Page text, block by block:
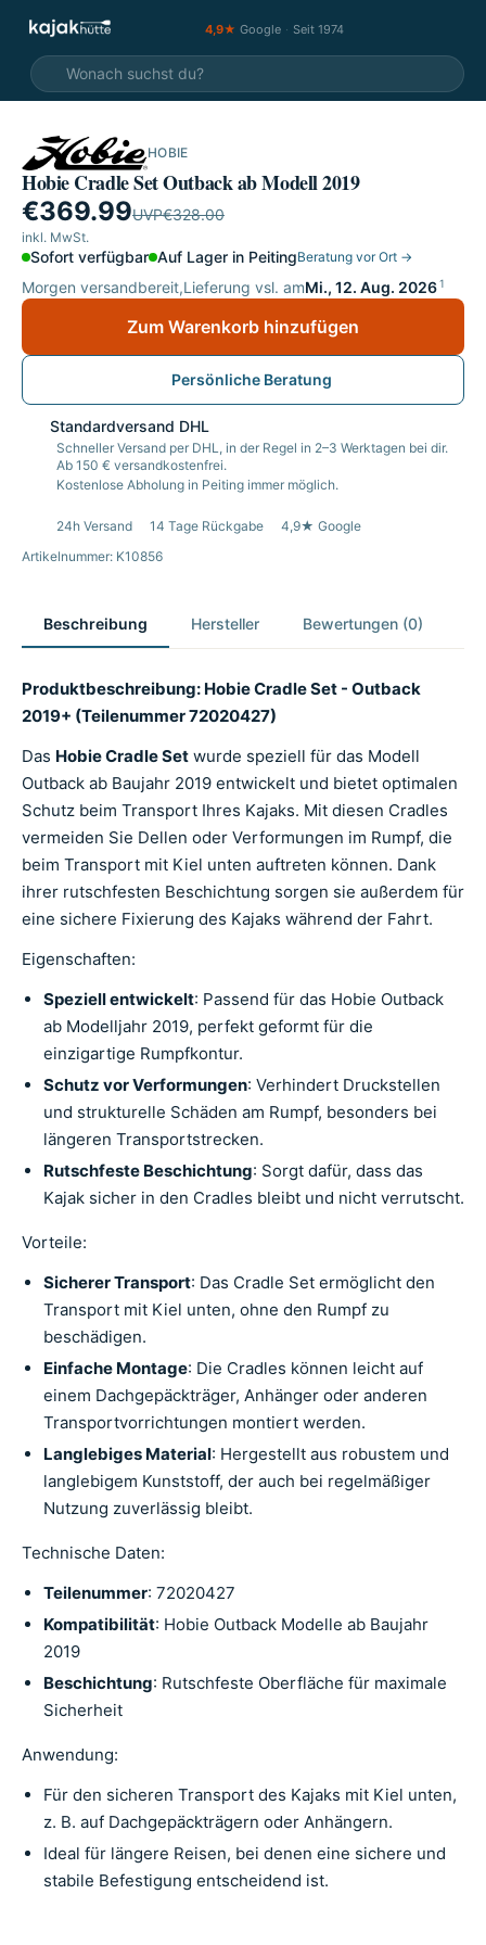
4,9★ Google · Seit 1974
SALE HOBIE
Hobie Cradle Set Outback ab Modell 2019
€369.99UVP€328.00
inkl. MwSt.
Sofort verfügbar Auf Lager in PeitingBeratung vor Ort →
Morgen versandbereit,Lieferung vsl. amMi., 12. Aug. 20261
Zum Warenkorb hinzufügen
Persönliche Beratung
Standardversand DHL
Schneller Versand per DHL, in der Regel in 2–3 Werktagen bei dir.
Ab 150 € versandkostenfrei.
Kostenlose Abholung in Peiting immer möglich.
24h Versand 14 Tage Rückgabe
4,9★ Google
Artikelnummer: K10856
Beschreibung Hersteller Bewertungen (0)
Produktbeschreibung: Hobie Cradle Set - Outback
2019+ (Teilenummer 72020427)
Das Hobie Cradle Set wurde speziell für das Modell
Outback ab Baujahr 2019 entwickelt und bietet optimalen
Schutz beim Transport Ihres Kajaks. Mit diesen Cradles
vermeiden Sie Dellen oder Verformungen im Rumpf, die
beim Transport mit Kiel unten auftreten können. Dank
ihrer rutschfesten Beschichtung sorgen sie außerdem für
eine sichere Fixierung des Kajaks während der Fahrt.
Eigenschaften:
Speziell entwickelt: Passend für das Hobie Outback
ab Modelljahr 2019, perfekt geformt für die
einzigartige Rumpfkontur.
Schutz vor Verformungen: Verhindert Druckstellen
und strukturelle Schäden am Rumpf, besonders bei
längeren Transportstrecken.
Rutschfeste Beschichtung: Sorgt dafür, dass das
Kajak sicher in den Cradles bleibt und nicht verrutscht.
Vorteile:
Sicherer Transport: Das Cradle Set ermöglicht den
Transport mit Kiel unten, ohne den Rumpf zu
beschädigen.
Einfache Montage: Die Cradles können leicht auf
einem Dachgepäckträger, Anhänger oder anderen
Transportvorrichtungen montiert werden.
Langlebiges Material: Hergestellt aus robustem und
langlebigem Kunststoff, der auch bei regelmäßiger
Nutzung zuverlässig bleibt.
Technische Daten:
Teilenummer: 72020427
Kompatibilität: Hobie Outback Modelle ab Baujahr
2019
Beschichtung: Rutschfeste Oberfläche für maximale
Sicherheit
Anwendung:
Für den sicheren Transport des Kajaks mit Kiel unten,
z. B. auf Dachgepäckträgern oder Anhängern.
Ideal für längere Reisen, bei denen eine sichere und
stabile Befestigung entscheidend ist.